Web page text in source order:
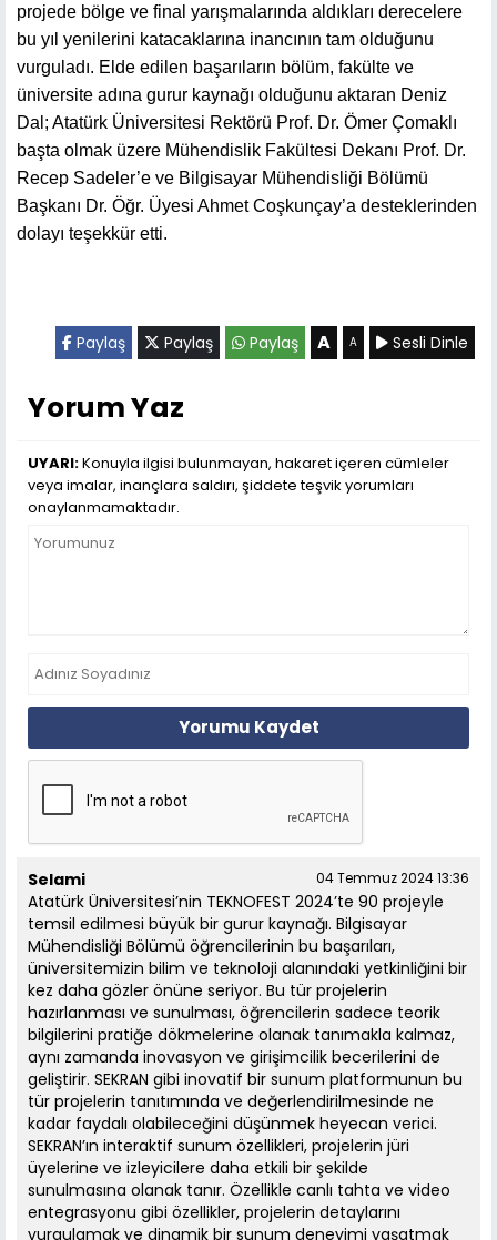
projede bölge ve final yarışmalarında aldıkları derecelere
bu yıl yenilerini katacaklarına inancının tam olduğunu
vurguladı. Elde edilen başarıların bölüm, fakülte ve
üniversite adına gurur kaynağı olduğunu aktaran Deniz
Dal; Atatürk Üniversitesi Rektörü Prof. Dr. Ömer Çomaklı
başta olmak üzere Mühendislik Fakültesi Dekanı Prof. Dr.
Recep Sadeler’e ve Bilgisayar Mühendisliği Bölümü
Başkanı Dr. Öğr. Üyesi Ahmet Coşkunçay’a desteklerinden
dolayı teşekkür etti.
Paylaş Paylaş Paylaş A A Sesli Dinle
Yorum Yaz
UYARI:Konuyla ilgisi bulunmayan, hakaret içeren cümleler
veya imalar, inançlara saldırı, şiddete teşvik yorumları
onaylanmamaktadır.
Yorumu Kaydet
Selami 04 Temmuz 2024 13:36
Atatürk Üniversitesi’nin TEKNOFEST 2024’te 90 projeyle
temsil edilmesi büyük bir gurur kaynağı. Bilgisayar
Mühendisliği Bölümü öğrencilerinin bu başarıları,
üniversitemizin bilim ve teknoloji alanındaki yetkinliğini bir
kez daha gözler önüne seriyor. Bu tür projelerin
hazırlanması ve sunulması, öğrencilerin sadece teorik
bilgilerini pratiğe dökmelerine olanak tanımakla kalmaz,
aynı zamanda inovasyon ve girişimcilik becerilerini de
geliştirir. SEKRAN gibi inovatif bir sunum platformunun bu
tür projelerin tanıtımında ve değerlendirilmesinde ne
kadar faydalı olabileceğini düşünmek heyecan verici.
SEKRAN’ın interaktif sunum özellikleri, projelerin jüri
üyelerine ve izleyicilere daha etkili bir şekilde
sunulmasına olanak tanır. Özellikle canlı tahta ve video
entegrasyonu gibi özellikler, projelerin detaylarını
vurgulamak ve dinamik bir sunum deneyimi yaşatmak